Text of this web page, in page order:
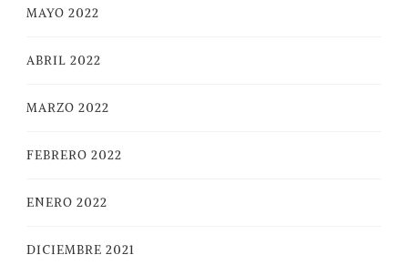
MAYO 2022
ABRIL 2022
MARZO 2022
FEBRERO 2022
ENERO 2022
DICIEMBRE 2021